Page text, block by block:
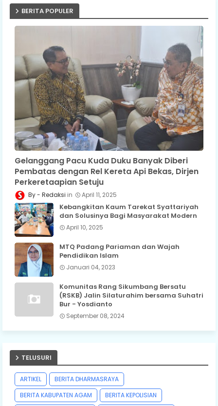
BERITA POPULER
Gelanggang Pacu Kuda Duku Banyak Diberi
Pembatas dengan Rel Kereta Api Bekas, Dirjen
Perkeretaapian Setuju
Redaksi April 11, 2025
Kebangkitan Kaum Tarekat Syattariyah
dan Solusinya Bagi Masyarakat Modern
April 10, 2025
MTQ Padang Pariaman dan Wajah
Pendidikan Islam
Januari 04, 2023
Komunitas Rang Sikumbang Bersatu
(RSKB) Jalin Silaturahim bersama Suhatri
Bur - Yosdianto
September 08, 2024
TELUSURI
ARTIKEL
BERITA DHARMASRAYA
BERITA KABUPATEN AGAM
BERITA KEPOLISIAN